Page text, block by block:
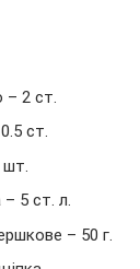
2 ст.
ст.
5 ст. л.
– 50 г.